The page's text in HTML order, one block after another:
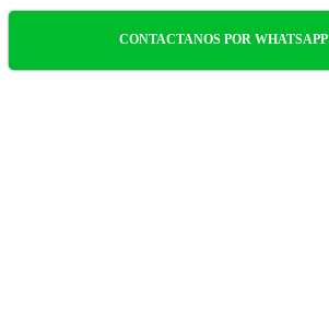
CONTACTANOS POR WHATSAPP